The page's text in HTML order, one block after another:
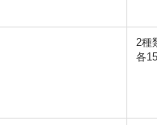
2種
各